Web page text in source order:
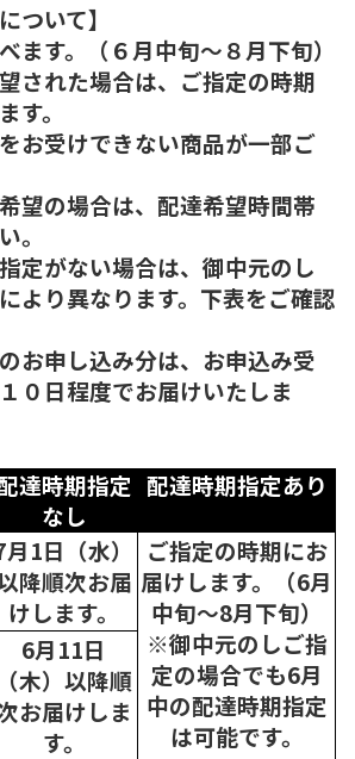
ついて】
す。（６月中旬～８月下旬）
された場合は、ご指定の時期
す。
お受けできない商品が一部ご
望の場合は、配達希望時間帯
。
定がない場合は、御中元のし
より異なります。下表をご確認
お申し込み分は、お申込み受
０日程度でお届けいたしま
達時期指定
なし
配達時期指定あり
月1日（水）
降順次お届
けします。
ご指定の時期にお
届けします。（6月
中旬～8月下旬）
※御中元のしご指
定の場合でも6月
中の配達時期指定
は可能です。
6月11日
（木）以降順
お届けしま
す。